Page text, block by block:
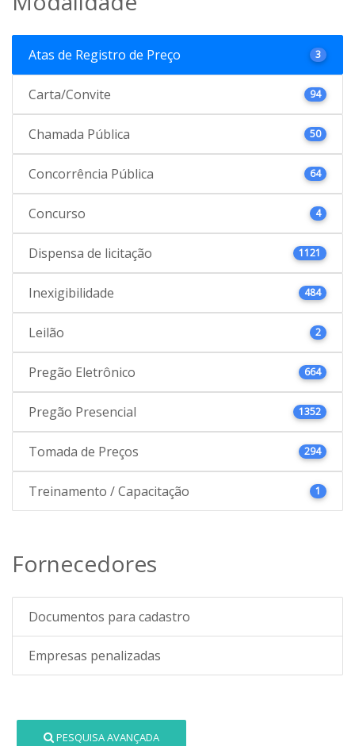
Atas de Registro de Preço 3
Carta/Convite 94
Chamada Pública 50
Concorrência Pública 64
Concurso 4
Dispensa de licitação 1121
Inexigibilidade 484
Leilão 2
Pregão Eletrônico 664
Pregão Presencial 1352
Tomada de Preços 294
Treinamento / Capacitação 1
Fornecedores
Documentos para cadastro
Empresas penalizadas
PESQUISA AVANÇADA